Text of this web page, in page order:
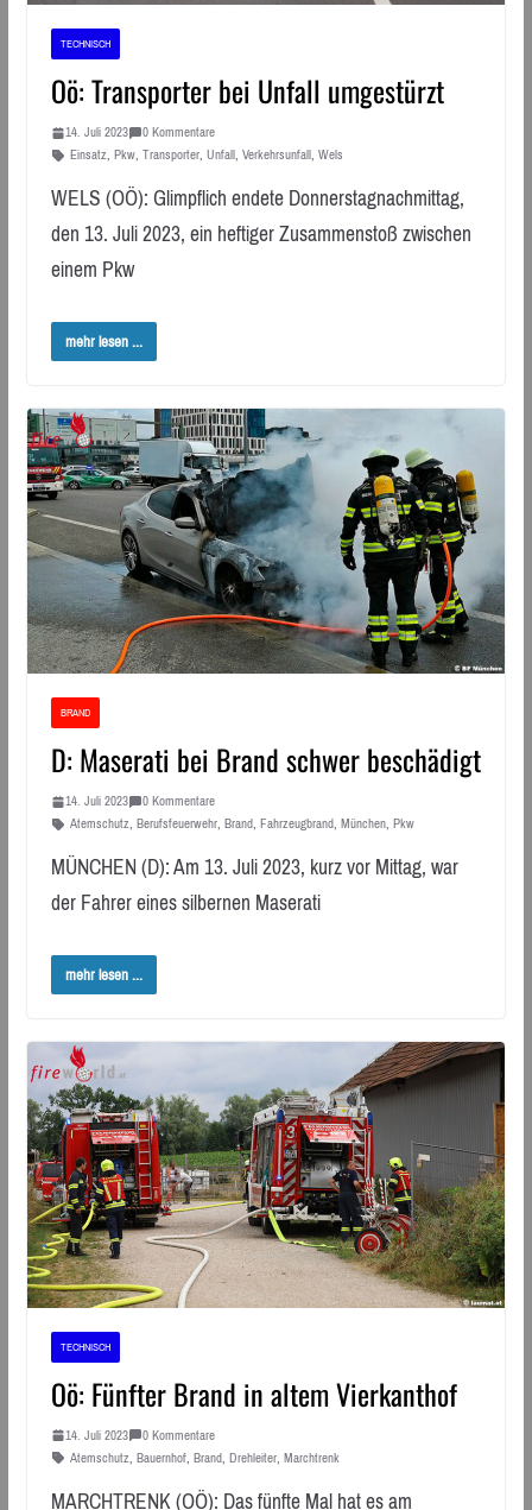
TECHNISCH
Oö: Transporter bei Unfall umgestürzt
14. Juli 2023
0 Kommentare
Einsatz, Pkw, Transporter, Unfall, Verkehrsunfall, Wels
WELS (OÖ): Glimpflich endete Donnerstagnachmittag,
den 13. Juli 2023, ein heftiger Zusammenstoß zwischen
einem Pkw
mehr lesen ...
BRAND
D: Maserati bei Brand schwer beschädigt
14. Juli 2023
0 Kommentare
Atemschutz, Berufsfeuerwehr, Brand, Fahrzeugbrand, München, Pkw
MÜNCHEN (D): Am 13. Juli 2023, kurz vor Mittag, war
der Fahrer eines silbernen Maserati
mehr lesen ...
TECHNISCH
Oö: Fünfter Brand in altem Vierkanthof
14. Juli 2023
0 Kommentare
Atemschutz, Bauernhof, Brand, Drehleiter, Marchtrenk
MARCHTRENK (OÖ): Das fünfte Mal hat es am